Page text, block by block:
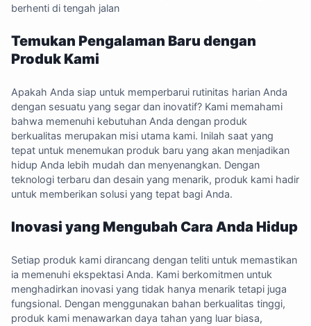
berhenti di tengah jalan
Temukan Pengalaman Baru dengan
Produk Kami
Apakah Anda siap untuk memperbarui rutinitas harian Anda
dengan sesuatu yang segar dan inovatif? Kami memahami
bahwa memenuhi kebutuhan Anda dengan produk
berkualitas merupakan misi utama kami. Inilah saat yang
tepat untuk menemukan produk baru yang akan menjadikan
hidup Anda lebih mudah dan menyenangkan. Dengan
teknologi terbaru dan desain yang menarik, produk kami hadir
untuk memberikan solusi yang tepat bagi Anda.
Inovasi yang Mengubah Cara Anda Hidup
Setiap produk kami dirancang dengan teliti untuk memastikan
ia memenuhi ekspektasi Anda. Kami berkomitmen untuk
menghadirkan inovasi yang tidak hanya menarik tetapi juga
fungsional. Dengan menggunakan bahan berkualitas tinggi,
produk kami menawarkan daya tahan yang luar biasa,